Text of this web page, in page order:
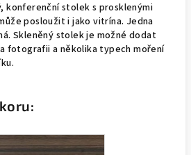
konferenční stolek s prosklenými
posloužit i jako vitrína. Jedna
Skleněný stolek je možné dodat
fotografii a několika typech moření